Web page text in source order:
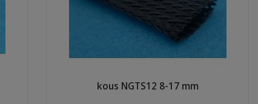
kous NGTS12 8-17 mm